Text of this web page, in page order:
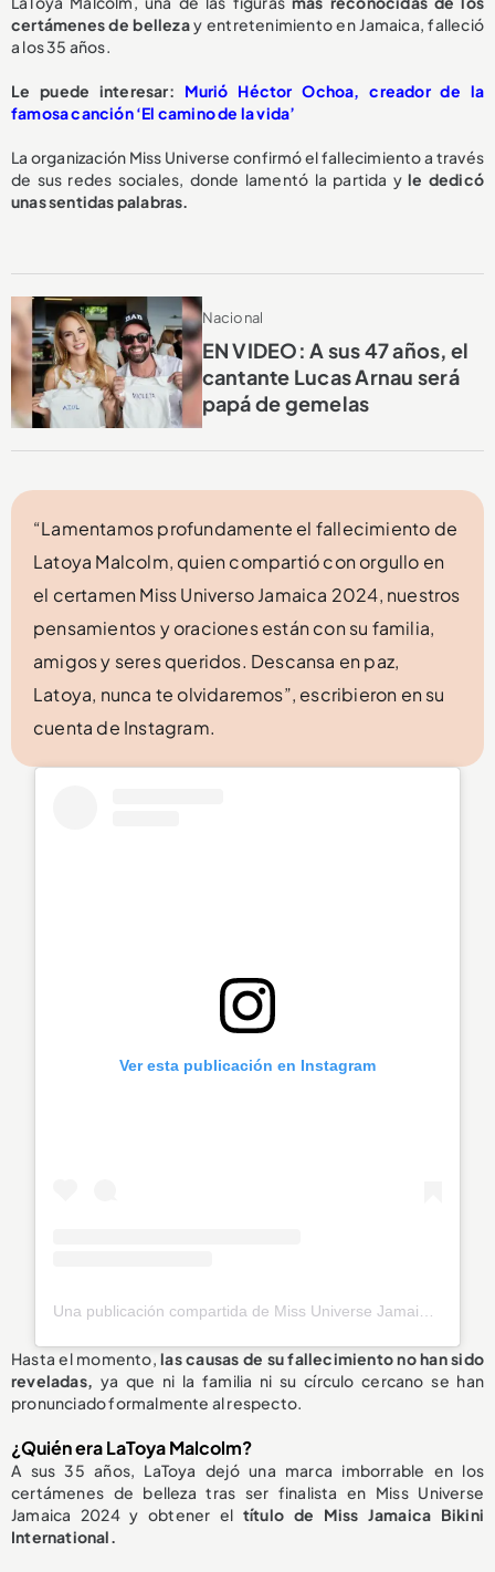
certámenes de bellezay entretenimiento en Jamaica, falleció
a los 35 años.
Le puede interesar: Murió Héctor Ochoa, creador de la
famosa canción ‘El camino de la vida’
La organización Miss Universe confirmó el fallecimiento a través
de sus redes sociales, donde lamentó la partida yle dedicó
unas sentidas palabras.
Nacional
EN VIDEO: A sus 47 años, el
cantante Lucas Arnau será
papá de gemelas
“Lamentamos profundamente el fallecimiento de
Latoya Malcolm, quien compartió con orgullo en
el certamen Miss Universo Jamaica 2024, nuestros
pensamientos y oraciones están con su familia,
amigos y seres queridos. Descansa en paz,
Latoya, nunca te olvidaremos”, escribieron en su
cuenta de Instagram.
Ver esta publicación en Instagram
Hasta el momento,las causas de su fallecimientono han sido
reveladas, ya que ni la familia ni su círculo cercano se han
pronunciado formalmente al respecto.
¿Quién era LaToya Malcolm?
A sus 35 años, LaToya dejó una marca imborrable en los
certámenes de belleza tras ser finalista en Miss Universe
Jamaica 2024 y obtener el título de Miss Jamaica Bikini
International.